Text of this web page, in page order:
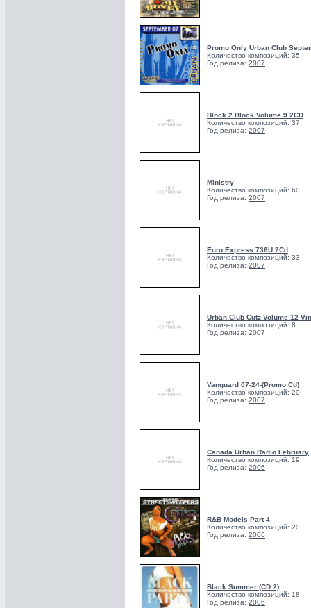
Promo Only Urban Club
Количество композиций: 35
Год релиза: 2007
Block 2 Block Volume 9 2CD
Количество композиций: 37
Год релиза: 2007
Ministry
Количество композиций: 60
Год релиза: 2007
Euro Express 736U 2Cd
Количество композиций: 33
Год релиза: 2007
Urban Club Cutz Volume 12
Количество композиций: 8
Год релиза: 2007
Vanguard 07-24-(Promo Cd)
Количество композиций: 20
Год релиза: 2007
Canada Urban Radio February
Количество композиций: 19
Год релиза: 2006
R&B Models Part 4
Количество композиций: 20
Год релиза: 2006
Black Summer (CD 2)
Количество композиций: 18
Год релиза: 2006